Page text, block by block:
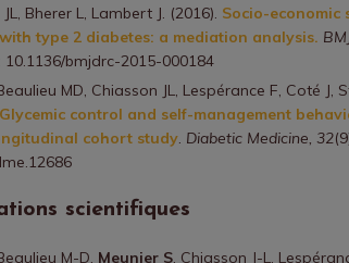
Bherer L, Lambert J. (2016). Socio-
type 2 diabetes: a mediation analysis.
10.1136/bmjdrc-2015-000184
MD, Chiasson JL, Lespérance F, Coté J,
Glycemic control and self-management
cohort study. Diabetic Medicine, 32
scientifiques
M-D, Meunier S, Chiasson J-L,